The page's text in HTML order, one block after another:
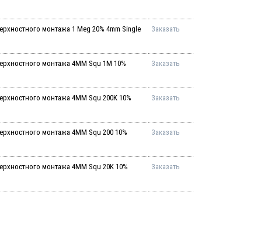
монтажа 1 Meg 20% 4mm Single
Заказать
монтажа 4MM Squ 1M 10%
Заказать
монтажа 4MM Squ 200K 10%
Заказать
монтажа 4MM Squ 200 10%
Заказать
монтажа 4MM Squ 20K 10%
Заказать